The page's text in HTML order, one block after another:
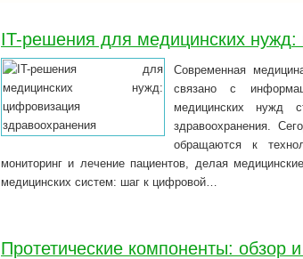
IT-решения для медицинских нужд:
Современная
связано с
медицинских нужд
здравоохранения.
обращаются к
мониторинг и лечение пациентов, делая
медицинских систем: шаг к цифровой…
Протетические компоненты: обзор